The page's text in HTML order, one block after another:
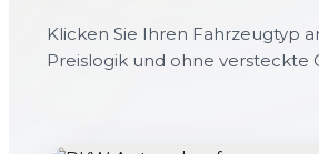
Klicken Sie Ihren Fahrzeugtyp
Preislogik und ohne versteckte